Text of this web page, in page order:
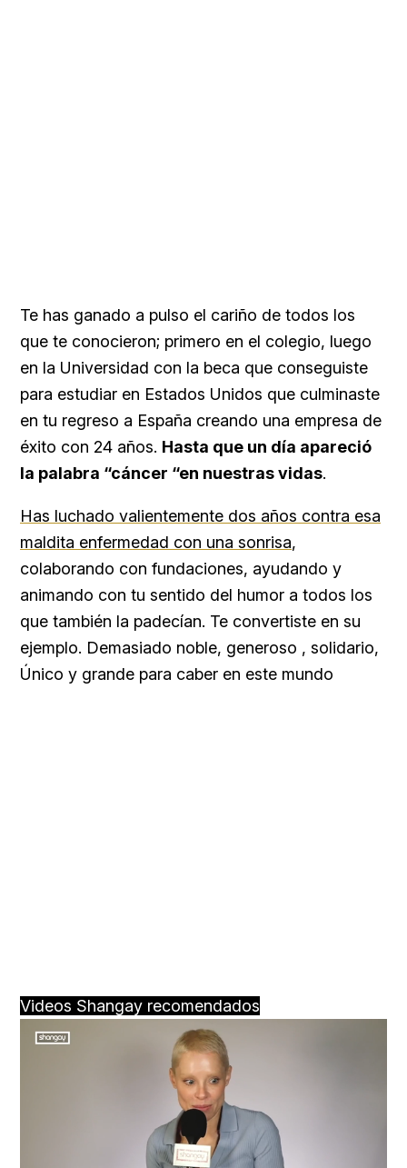
Te has ganado a pulso el cariño de todos los
que te conocieron; primero en el colegio, luego
en la Universidad con la beca que conseguiste
para estudiar en Estados Unidos que culminaste
en tu regreso a España creando una empresa de
éxito con 24 años. Hasta que un día apareció
la palabra “cáncer “en nuestras vidas.
Has luchado valientemente dos años contra esa
maldita enfermedad con una sonrisa,
colaborando con fundaciones, ayudando y
animando con tu sentido del humor a todos los
que también la padecían. Te convertiste en su
ejemplo. Demasiado noble, generoso , solidario,
Único y grande para caber en este mundo
Videos Shangay recomendados